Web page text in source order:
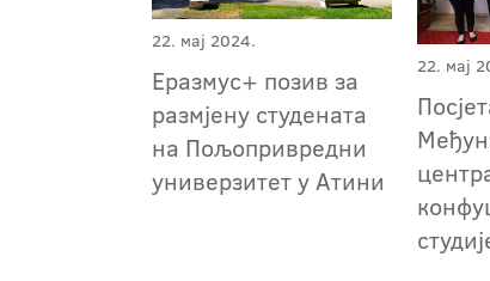
22. мај 2024.
Еразмус+ позив за
размјену студената
на Пољопривредни
универзитет у Атини
22. мај